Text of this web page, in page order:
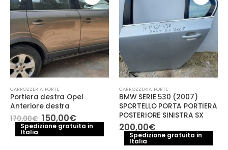
CARROZZERIA, PORTE
Portiera destra Opel
Anteriore destra
170,00€ Il
prezzo
originale
150,00€Il
prezzo
attuale
Spedizione gratuita in
Italia
CARROZZERIA, PORTE
BMW SERIE 530 (2007)
SPORTELLO PORTA PORTIERA
POSTERIORE SINISTRA SX
200,00€
Spedizione gratuita in
Italia